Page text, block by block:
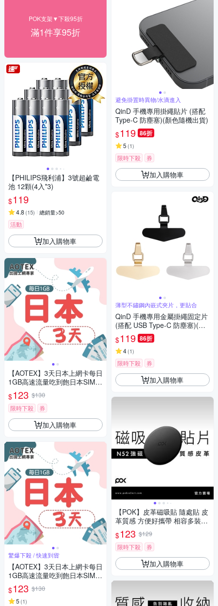
POK支架▼下殺95折
滿1件享95折
【PHILIPS飛利浦】3號超鹼電
池 12顆(4入*3)
$119
4.8 (15) 總銷量>50
活動
加入購物車
【AOTEX】3天日本上網卡每日
1GB高速流量吃到飽日本SIM卡
日本手機上網
$123 $130
限時下殺
券
加入購物車
驚爆下殺 / 快速到貨
【AOTEX】3天日本上網卡每日
1GB高速流量吃到飽日本SIM卡
日本手機上網
$123 $130
5 (1)
避免掛置時異物/水滴進入
QinD 手機專用掛繩貼片 (搭配
Type-C 防塵塞)(顏色隨機出貨)
$119 86折
5 (1)
限時下殺 券
加入購物車
薄型不鏽鋼內嵌式夾片，更貼合
QinD 手機專用金屬掛繩固定片
(搭配 USB Type-C 防塵塞)(顏
色隨機出貨)
$119 86折
4(1)
限時下殺 券
加入購物車
【POK】皮革磁吸貼 隨處貼 皮
革質感 方便好攜帶 相容多裝置
簡約百搭
$123 $129
限時下殺
券
加入購物車